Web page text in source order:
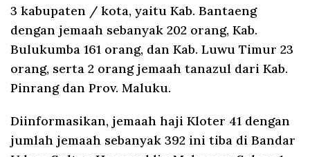
3 kabupaten / kota, yaitu Kab. Bantaeng
dengan jemaah sebanyak 202 orang, Kab.
Bulukumba 161 orang, dan Kab. Luwu Timur 23
orang, serta 2 orang jemaah tanazul dari Kab.
Pinrang dan Prov. Maluku.
Diinformasikan, jemaah haji Kloter 41 dengan
jumlah jemaah sebanyak 392 ini tiba di Bandar